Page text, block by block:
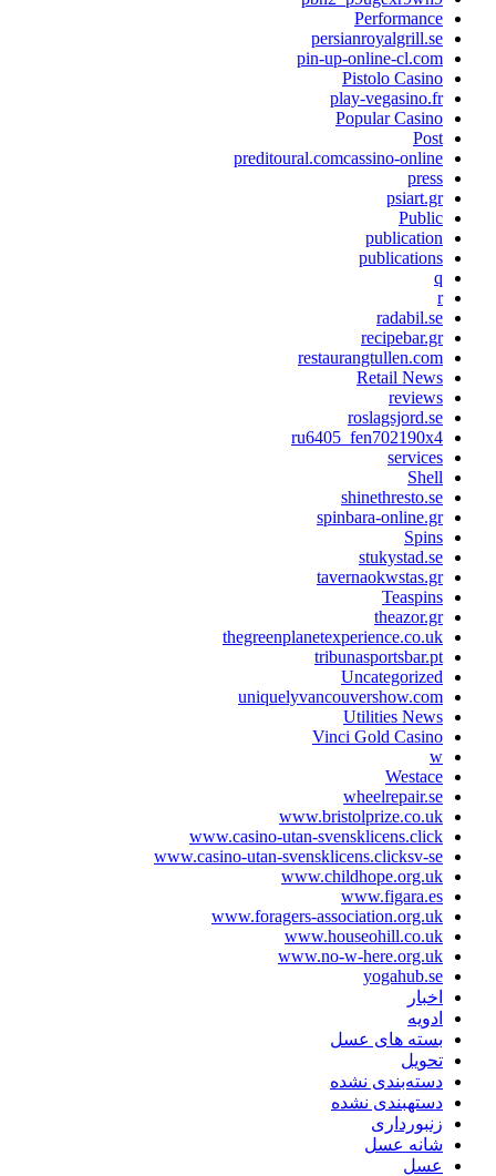
Performance
persianroyalgrill.se
pin-up-online-cl.com
Pistolo Casino
play-vegasino.fr
Popular Casino
Post
preditoural.comcassino-online
press
psiart.gr
Public
publication
publications
q
r
radabil.se
recipebar.gr
restaurangtullen.com
Retail News
reviews
roslagsjord.se
ru6405_fen702190x4
services
Shell
shinethresto.se
spinbara-online.gr
Spins
stukystad.se
tavernaokwstas.gr
Teaspins
theazor.gr
thegreenplanetexperience.co.uk
tribunasportsbar.pt
Uncategorized
uniquelyvancouvershow.com
Utilities News
Vinci Gold Casino
w
Westace
wheelrepair.se
www.bristolprize.co.uk
www.casino-utan-svensklicens.click
www.casino-utan-svensklicens.clicksv-se
www.childhope.org.uk
www.figara.es
www.foragers-association.org.uk
www.houseohill.co.uk
www.no-w-here.org.uk
yogahub.se
اخبار
ادویه
بسته های عسل
تحویل
دسته‌بندی نشده
دستهبندی نشده
زنبورداری
شانه عسل
عسل